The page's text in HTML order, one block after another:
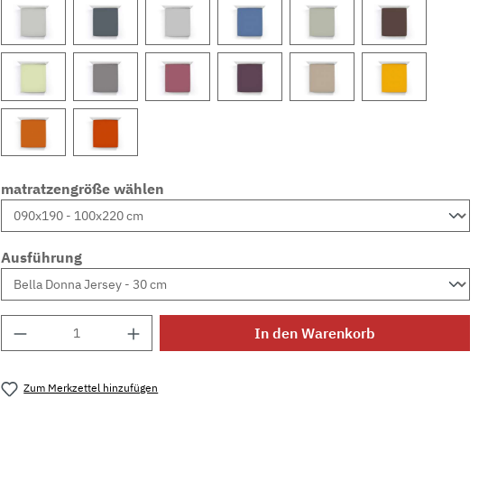
matratzengröße wählen
Ausführung
Produkt Anzahl: Gib den gewünschten Wert ein
In den Warenkorb
Zum Merkzettel hinzufügen